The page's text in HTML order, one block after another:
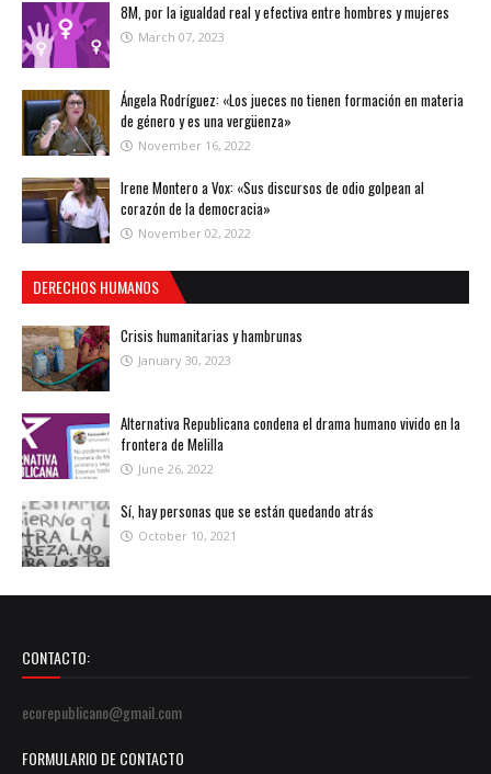
8M, por la igualdad real y efectiva entre hombres y mujeres
March 07, 2023
Ángela Rodríguez: «Los jueces no tienen formación en materia
de género y es una vergüenza»
November 16, 2022
Irene Montero a Vox: «Sus discursos de odio golpean al
corazón de la democracia»
November 02, 2022
DERECHOS HUMANOS
Crisis humanitarias y hambrunas
January 30, 2023
Alternativa Republicana condena el drama humano vivido en la
frontera de Melilla
June 26, 2022
Sí, hay personas que se están quedando atrás
October 10, 2021
CONTACTO:
ecorepublicano@gmail.com
FORMULARIO DE CONTACTO